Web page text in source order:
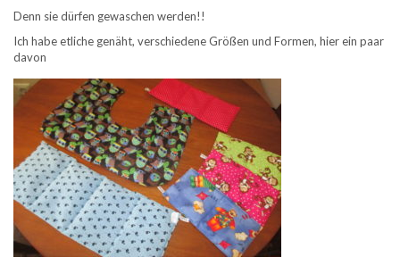
Denn sie dürfen gewaschen werden!!
Ich habe etliche genäht, verschiedene Größen und Formen, hier ein paar
davon